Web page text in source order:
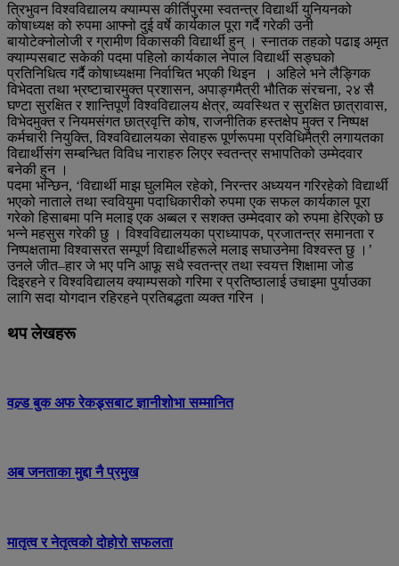
त्रिभुवन विश्वविद्यालय क्याम्पस कीर्तिपुरमा स्वतन्त्र विद्यार्थी युनियनको
कोषाध्यक्ष को रुपमा आफ्नो दुई वर्षे कार्यकाल पूरा गर्दै गरेकी उनी
बायोटेक्नोलोजी र ग्रामीण विकासकी विद्यार्थी हुन् । स्नातक तहको पढाइ अमृत
क्याम्पसबाट सकेकी पदमा पहिलो कार्यकाल नेपाल विद्यार्थी सङ्घको
प्रतिनिधित्व गर्दै कोषाध्यक्षमा निर्वाचित भएकी थिइन । अहिले भने लैङ्गिक
विभेदता तथा भ्रष्टाचारमुक्त प्रशासन, अपाङ्गमैत्री भौतिक संरचना, २४ सै
घण्टा सुरक्षित र शान्तिपूर्ण विश्वविद्यालय क्षेत्र, व्यवस्थित र सुरक्षित छात्रावास,
विभेदमुक्त र नियमसंगत छात्रवृत्ति कोष, राजनीतिक हस्तक्षेप मुक्त र निष्पक्ष
कर्मचारी नियुक्ति, विश्वविद्यालयका सेवाहरू पूर्णरूपमा प्रविधिमैत्री लगायतका
विद्यार्थीसंग सम्बन्धित विविध नाराहरु लिएर स्वतन्त्र सभापतिको उम्मेदवार
बनेकी हुन ।
पदमा भन्छिन, ‘विद्यार्थी माझ घुलमिल रहेको, निरन्तर अध्ययन गरिरहेको विद्यार्थी
भएको नाताले तथा स्ववियुमा पदाधिकारीको रुपमा एक सफल कार्यकाल पूरा
गरेको हिसाबमा पनि मलाइ एक अब्बल र सशक्त उम्मेदवार को रुपमा हेरिएको छ
भन्ने महसुस गरेकी छु । विश्वविद्यालयका प्राध्यापक, प्रजातन्त्र समानता र
निष्पक्षतामा विश्वासरत सम्पूर्ण विद्यार्थीहरूले मलाइ सघाउनेमा विश्वस्त छु ।’
उनले जीत–हार जे भए पनि आफू सधै स्वतन्त्र तथा स्वयत्त शिक्षामा जोड
दिइरहने र विश्वविद्यालय क्याम्पसको गरिमा र प्रतिष्ठालाई उचाइमा पुर्याउका
लागि सदा योगदान रहिरहने प्रतिबद्धता व्यक्त गरिन ।
थप लेखहरू
वल्र्ड बुक अफ रेकड्र्सबाट ज्ञानीशोभा सम्मानित
अब जनताका मुद्दा नै प्रमुख
मातृत्व र नेतृत्वको दोहोरो सफलता